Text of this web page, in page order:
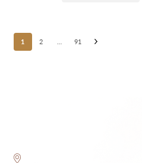
Posts
pagination
1 2 91